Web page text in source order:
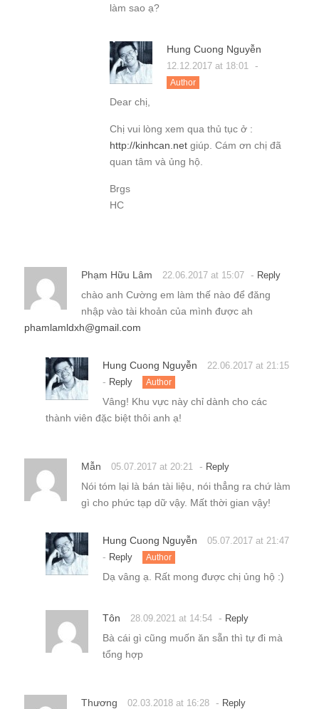
làm sao ạ?
Hung Cuong Nguyễn
12.12.2017 at 18:01 -
Author
Dear chị,
Chị vui lòng xem qua thủ tục ở :
http://kinhcan.net giúp. Cám ơn chị đã
quan tâm và ủng hộ.
Brgs
HC
Phạm Hữu Lâm 22.06.2017 at 15:07 - Reply
chào anh Cường em làm thế nào để đăng
nhập vào tài khoản của mình được ah
phamlamldxh@gmail.com
Hung Cuong Nguyễn 22.06.2017 at 21:15
- Reply Author
Vâng! Khu vực này chỉ dành cho các
thành viên đặc biệt thôi anh ạ!
Mẫn 05.07.2017 at 20:21 - Reply
Nói tóm lại là bán tài liệu, nói thẳng ra chứ làm
gì cho phức tạp dữ vậy. Mất thời gian vậy!
Hung Cuong Nguyễn 05.07.2017 at 21:47
- Reply Author
Dạ vâng ạ. Rất mong được chị ủng hộ :)
Tôn 28.09.2021 at 14:54 - Reply
Bà cái gì cũng muốn ăn sẵn thì tự đi mà
tổng hợp
Thương 02.03.2018 at 16:28 - Reply